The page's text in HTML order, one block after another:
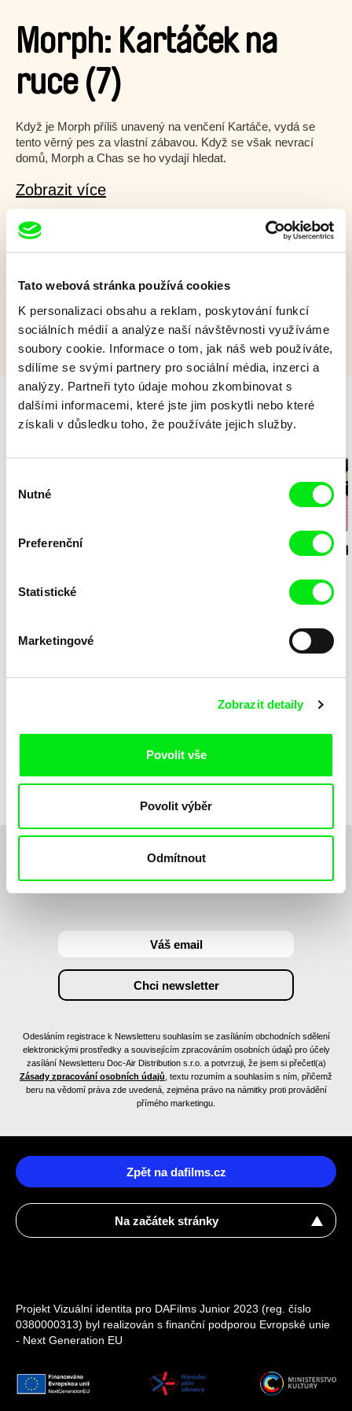
Tato webová stránka používá cookies
K personalizaci obsahu a reklam, poskytování funkcí
sociálních médií a analýze naší návštěvnosti využíváme
soubory cookie. Informace o tom, jak náš web používáte,
sdílíme se svými partnery pro sociální média, inzerci a
analýzy. Partneři tyto údaje mohou zkombinovat s
dalšími informacemi, které jste jim poskytli nebo které
získali v důsledku toho, že používáte jejich služby.
souhlasu
Nutné
Preferenční
Statistické
Marketingové
Zobrazit detaily
Povolit vše
Povolit výběr
Odmítnout
Morph: Kartáček na
ruce (7)
Když je Morph příliš unavený na venčení Kartáče, vydá se
tento věrný pes za vlastní zábavou. Když se však nevrací
domů, Morph a Chas se ho vydají hledat.
Zobrazit více
Film bohužel není dostupný :(
aktuálním programu
skvělé filmy.
Diana Cam Van
Milý tati:
Chcete být pravidelně informováni o novinkách v
junior programu?
Odesláním registrace k Newsletteru souhlasím se zasíláním obchodních sdělení
elektronickými prostředky a souvisejícím zpracováním osobních údajů pro účely
zasílání Newsletteru Doc-Air Distribution s.r.o. a potvrzuji, že jsem si přečetl(a)
Zásady zpracování osobních údajů , textu rozumím a souhlasím s ním, přičemž
beru na vědomí práva zde uvedená, zejména právo na námitky proti provádění
přímého marketingu.
Zpět na dafilms.cz
Na začátek stránky
Projekt Vizuální identita pro DAFilms Junior 2023 (reg. číslo
0380000313) byl realizován s finanční podporou Evropské unie
- Next Generation EU